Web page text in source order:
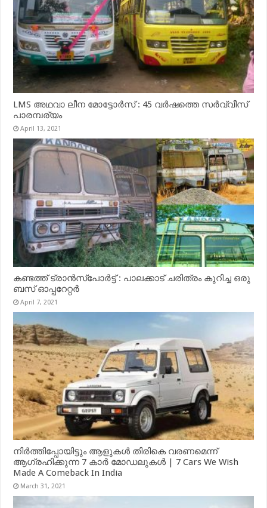
LMS അഥവാ ലീന മോട്ടോർസ് : 45 വർഷത്തെ സർവ്വീസ്
പാരമ്പര്യം
April 13, 2021
കണ്ടത്ത് ട്രാൻസ്‌പോർട്ട് : പാലക്കാട് ചരിത്രം കുറിച്ച ഒരു
ബസ് ഓപ്പറേറ്റർ
April 7, 2021
നിർത്തിപ്പോയിട്ടും ആളുകൾ തിരികെ വരണമെന്ന്
ആഗ്രഹിക്കുന്ന 7 കാർ മോഡലുകൾ | 7 Cars We Wish
Made A Comeback In India
March 31, 2021